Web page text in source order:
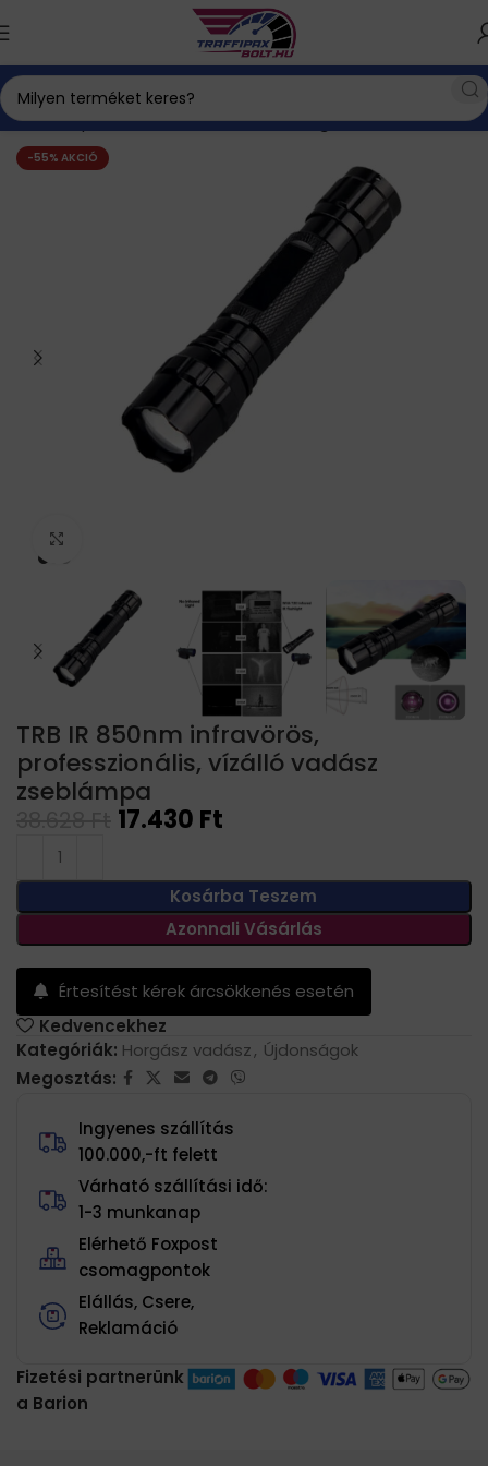
Kezdőlap Háztartás és életmód Horgász vadász
-55% AKCIÓ
TRB IR 850nm infravörös,
professzionális, vízálló vadász
zseblámpa
17.430 Ft
Kosárba Teszem
Azonnali Vásárlás
Értesítést kérek árcsökkenés esetén
Kedvencekhez
Kategóriák: Horgász vadász, Újdonságok
Megosztás:
Ingyenes szállítás
100.000,-ft felett
Várható szállítási idő:
1-3 munkanap
Elérhető Foxpost
csomagpontok
Elállás, Csere,
Reklamáció
Fizetési partnerünk
a Barion